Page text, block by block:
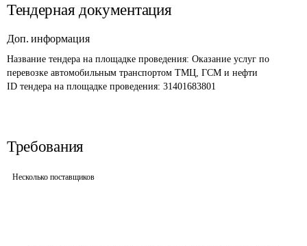
Тендерная документация
Доп. информация
Название тендера на площадке проведения: Оказание услуг по
перевозке автомобильным транспортом ТМЦ, ГСМ и нефти
ID тендера на площадке проведения: 31401683801
Требования
Несколько поставщиков